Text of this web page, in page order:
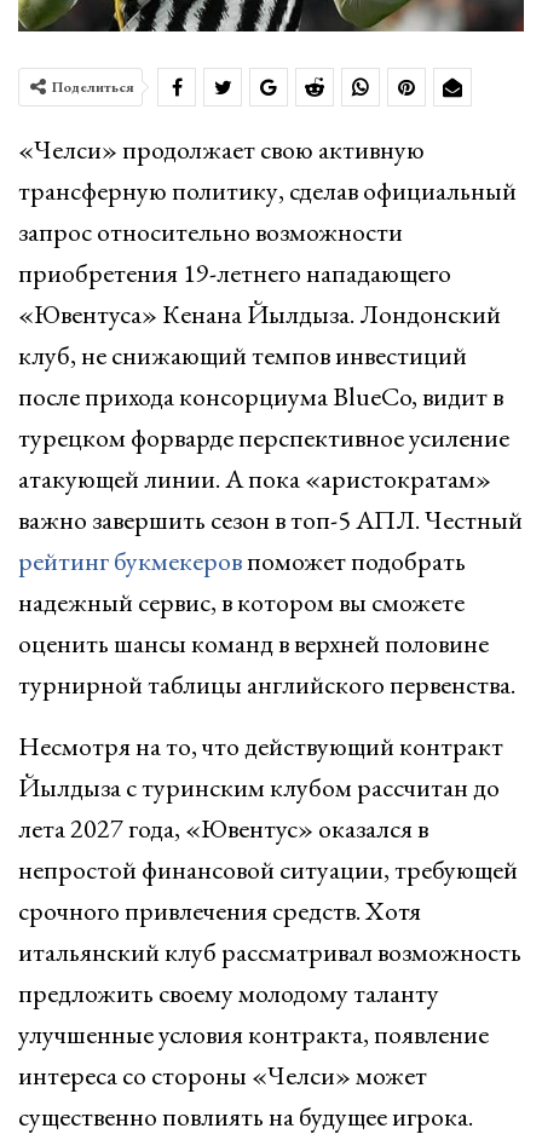
Поделиться
«Челси» продолжает свою активную
трансферную политику, сделав официальный
запрос относительно возможности
приобретения 19-летнего нападающего
«Ювентуса» Кенана Йылдыза. Лондонский
клуб, не снижающий темпов инвестиций
после прихода консорциума BlueCo, видит в
турецком форварде перспективное усиление
атакующей линии. А пока «аристократам»
важно завершить сезон в топ-5 АПЛ. Честный
рейтинг букмекеровпоможет подобрать
надежный сервис, в котором вы сможете
оценить шансы команд в верхней половине
турнирной таблицы английского первенства.
Несмотря на то, что действующий контракт
Йылдыза с туринским клубом рассчитан до
лета 2027 года, «Ювентус» оказался в
непростой финансовой ситуации, требующей
срочного привлечения средств. Хотя
итальянский клуб рассматривал возможность
предложить своему молодому таланту
улучшенные условия контракта, появление
интереса со стороны «Челси» может
существенно повлиять на будущее игрока.